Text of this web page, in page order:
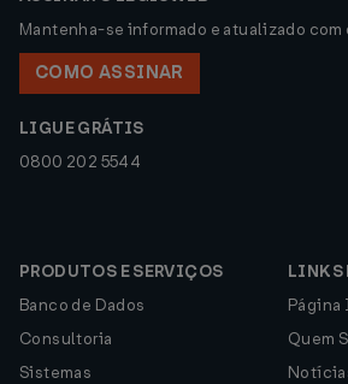
Mantenha-se informado e atualizado com
COMO ASSINAR
LIGUE GRÁTIS
0800 202 5544
PRODUTOS E SERVIÇOS
Banco de Dados
Consultoria
Sistemas
LINKS
Quem